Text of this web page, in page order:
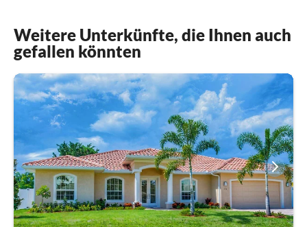
Weitere Unterkünfte, die Ihnen auch
gefallen könnten